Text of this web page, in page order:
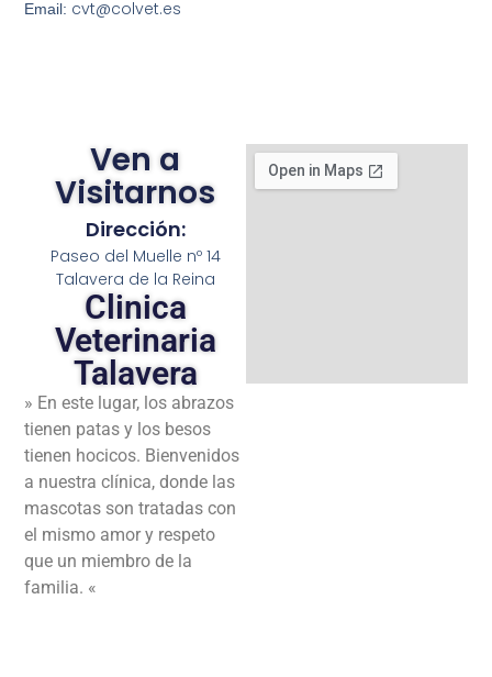
Email: cvt@colvet.es
Ven a
Visitarnos
Dirección:
Paseo del Muelle nº 14
Talavera de la Reina​
Clinica
Veterinaria
Talavera
» En este lugar, los abrazos
tienen patas y los besos
tienen hocicos. Bienvenidos
a nuestra clínica, donde las
mascotas son tratadas con
el mismo amor y respeto
que un miembro de la
familia. «